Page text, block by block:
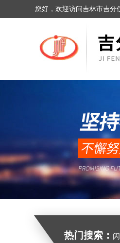
您好，欢迎访问吉林市吉分
热门搜索：